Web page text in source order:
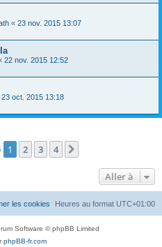
« 23 nov. 2015 13:07
22 nov. 2015 12:52
23 oct. 2015 13:18
1 2 3 4
Aller à
Heures au format UTC+01:00
les cookies
Software © phpBB Limited
phpBB-fr.com